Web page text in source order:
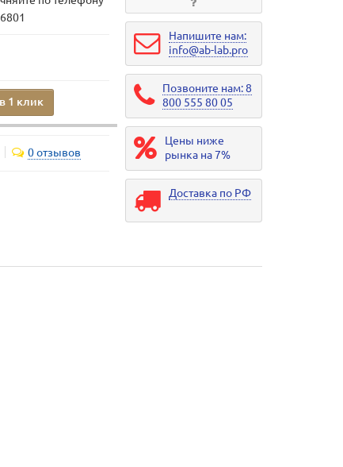
1 клик
0 отзывов
Напишите нам:
info@ab-lab.pro
Позвоните нам: 8
800 555 80 05
Цены ниже
рынка на 7%
Доставка по РФ